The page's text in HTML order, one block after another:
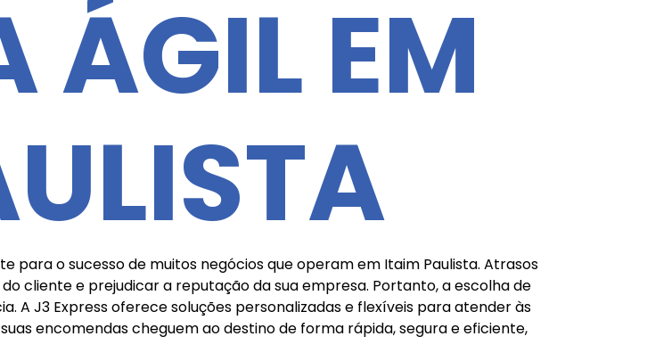
ÁGIL EM
o sucesso de muitos negócios que operam em Itaim Paulista. Atrasos
cliente e prejudicar a reputação da sua empresa. Portanto, a escolha de
J3 Express oferece soluções personalizadas e flexíveis para atender às
encomendas cheguem ao destino de forma rápida, segura e eficiente,